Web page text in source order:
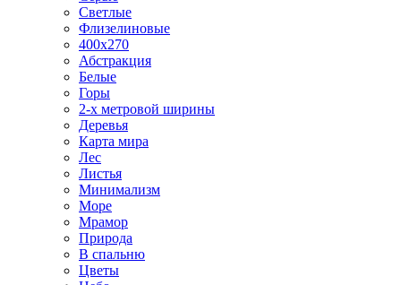
Светлые
Флизелиновые
400х270
Абстракция
Белые
Горы
2-х метровой ширины
Деревья
Карта мира
Лес
Листья
Минимализм
Море
Мрамор
Природа
В спальню
Цветы